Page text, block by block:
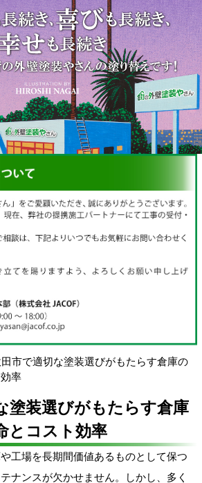
田市で適切な塗装選びがもたらす倉庫の
率
塗装選びがもたらす倉庫
とコスト効率
工場を長期間価値あるものとして保つ
ナンスが欠かせません。しかし、多く